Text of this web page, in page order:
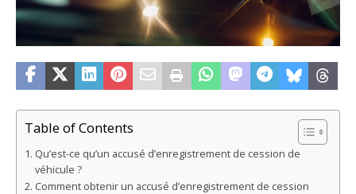
Table of Contents
Qu’est-ce qu’un accusé d’enregistrement de cession de
véhicule ?
Comment obtenir un accusé d’enregistrement de cession